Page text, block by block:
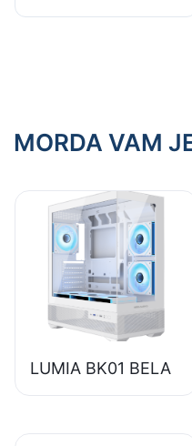
ohišjih za igralne
MORDA VAM
LUMIA BK01 BELA